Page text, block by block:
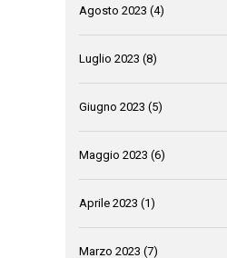
Agosto 2023 (4)
Luglio 2023 (8)
Giugno 2023 (5)
Maggio 2023 (6)
Aprile 2023 (1)
Marzo 2023 (7)